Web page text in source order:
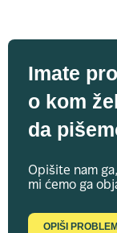
Imate
o kom
da
Opišite nam
mi ćemo ga
OPIŠI PROBLEM